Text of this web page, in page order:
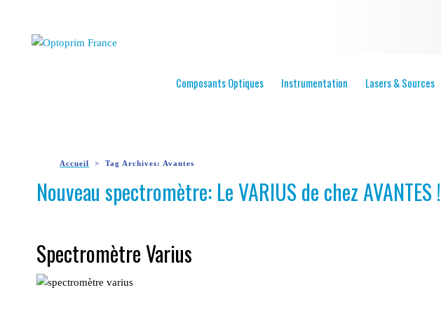
Composants Optiques Instrumentation Lasers & Sources
Accueil Tag Archives: Avantes
Nouveau spectromètre: Le VARIUS de chez AVANTES !
Spectromètre Varius